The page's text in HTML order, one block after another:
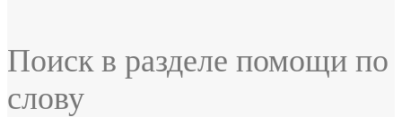
Поиск в разделе помощи по
слову